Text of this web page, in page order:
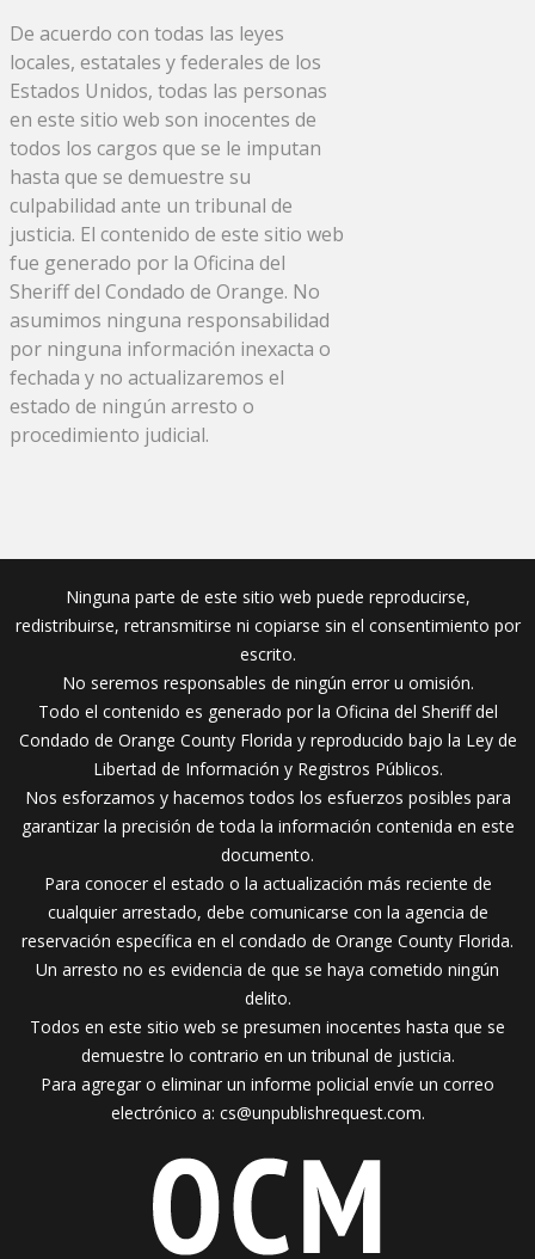
De acuerdo con todas las leyes
locales, estatales y federales de los
Estados Unidos, todas las personas
en este sitio web son inocentes de
todos los cargos que se le imputan
hasta que se demuestre su
culpabilidad ante un tribunal de
justicia. El contenido de este sitio web
fue generado por la Oficina del
Sheriff del Condado de Orange. No
asumimos ninguna responsabilidad
por ninguna información inexacta o
fechada y no actualizaremos el
estado de ningún arresto o
procedimiento judicial.
Ninguna parte de este sitio web puede reproducirse,
redistribuirse, retransmitirse ni copiarse sin el consentimiento por
escrito.
No seremos responsables de ningún error u omisión.
Todo el contenido es generado por la Oficina del Sheriff del
Condado de Orange County Florida y reproducido bajo la Ley de
Libertad de Información y Registros Públicos.
Nos esforzamos y hacemos todos los esfuerzos posibles para
garantizar la precisión de toda la información contenida en este
documento.
Para conocer el estado o la actualización más reciente de
cualquier arrestado, debe comunicarse con la agencia de
reservación específica en el condado de Orange County Florida.
Un arresto no es evidencia de que se haya cometido ningún
delito.
Todos en este sitio web se presumen inocentes hasta que se
demuestre lo contrario en un tribunal de justicia.
Para agregar o eliminar un informe policial envíe un correo
electrónico a: cs@unpublishrequest.com.